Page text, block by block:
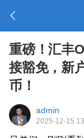
重磅！汇丰
接豁免，新
币！
admin
2025-12-15